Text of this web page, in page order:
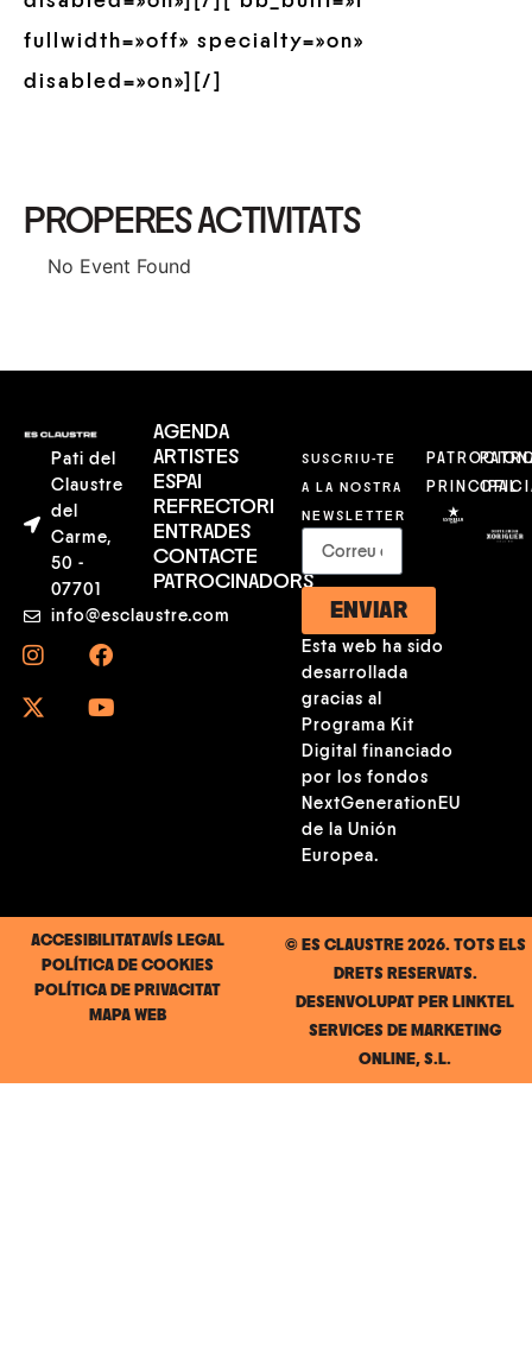
fullwidth=»off» specialty=»on»
disabled=»on»][/]
PROPERES ACTIVITATS
No Event Found
Pati del
Claustre
del
Carme,
50 -
07701
info@esclaustre.com
AGENDA
ARTISTES
ESPAI
REFRECTORI
ENTRADES
CONTACTE
PATROCINADORS
SUSCRIU-TE
A LA NOSTRA
NEWSLETTER
ENVIAR
Esta web ha sido
desarrollada
gracias al
Programa Kit
Digital financiado
por los fondos
NextGenerationEU
de la Unión
Europea.
PRINCIPAL
© ES CLAUSTRE 2026. TOTS ELS
DRETS RESERVATS.
DESENVOLUPAT PER LINKTEL
SERVICES DE MARKETING
ONLINE, S.L.
ACCESIBILITATAVÍS LEGAL
POLÍTICA DE COOKIES
POLÍTICA DE PRIVACITAT
MAPA WEB